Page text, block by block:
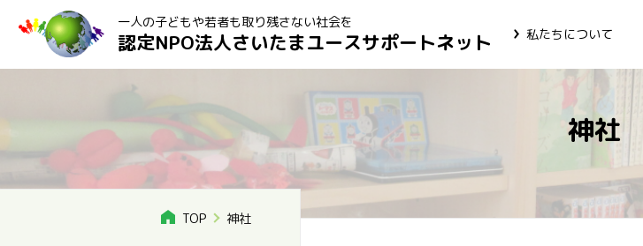
一人の子どもや若者も取り残さない社会を
認定NPO法人さいたまユースサポートネット 私たちについて
神社
TOP 神社